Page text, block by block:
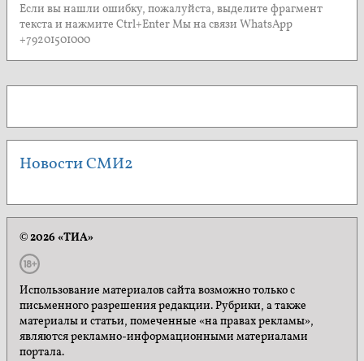
Если вы нашли ошибку, пожалуйста, выделите фрагмент
текста и нажмите Ctrl+Enter Мы на связи WhatsApp
+79201501000
Новости СМИ2
© 2026 «ТИА»
Использование материалов сайта возможно только с
письменного разрешения редакции. Рубрики, а также
материалы и статьи, помеченные «на правах рекламы»,
являются рекламно-информационными материалами
портала.